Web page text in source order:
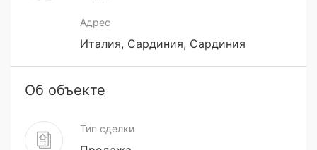
Адрес
Италия, Сардиния, Сардиния
Об объекте
Тип сделки